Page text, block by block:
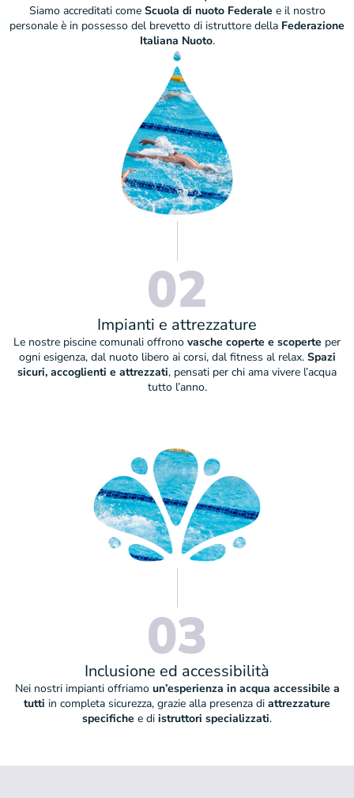
Siamo accreditati come Scuola di nuoto Federalee il nostro
personale è in possesso del brevetto di istruttore della Federazione
Italiana Nuoto.
02
Impianti e attrezzature
Le nostre piscine comunali offrono vasche coperte e scoperte per
ogni esigenza, dal nuoto libero ai corsi, dal fitness al relax. Spazi
sicuri, accoglienti e attrezzati, pensati per chi ama vivere l’acqua
tutto l’anno.
03
Inclusione ed accessibilità
Nei nostri impianti offriamo un’esperienza in acqua accessibile a
tutti in completa sicurezza, grazie alla presenza di attrezzature
specifiche e di istruttori specializzati.